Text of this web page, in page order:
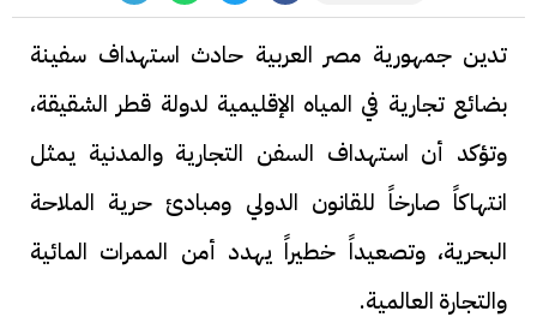
تدين جمهورية مصر العربية حادث استهداف سفينة
بضائع تجارية في المياه الإقليمية لدولة قطر الشقيقة،
وتؤكد أن استهداف السفن التجارية والمدنية يمثل
انتهاكاً صارخاً للقانون الدولي ومبادئ حرية الملاحة
البحرية، وتصعيداً خطيراً يهدد أمن الممرات المائية
والتجارة العالمية.